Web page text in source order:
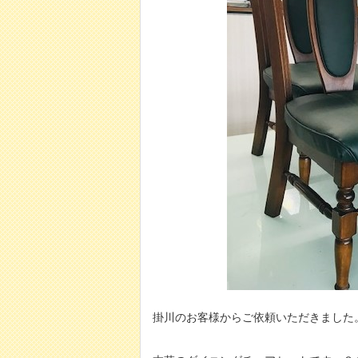
掛川のお客様からご依頼いただきました